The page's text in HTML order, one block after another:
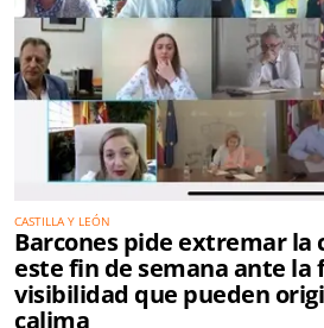
CASTILLA Y LEÓN
Barcones pide extremar la
este fin de semana ante la
visibilidad que pueden
calima